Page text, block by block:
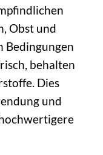
Obst und
Bedingungen
behalten
Dies
und